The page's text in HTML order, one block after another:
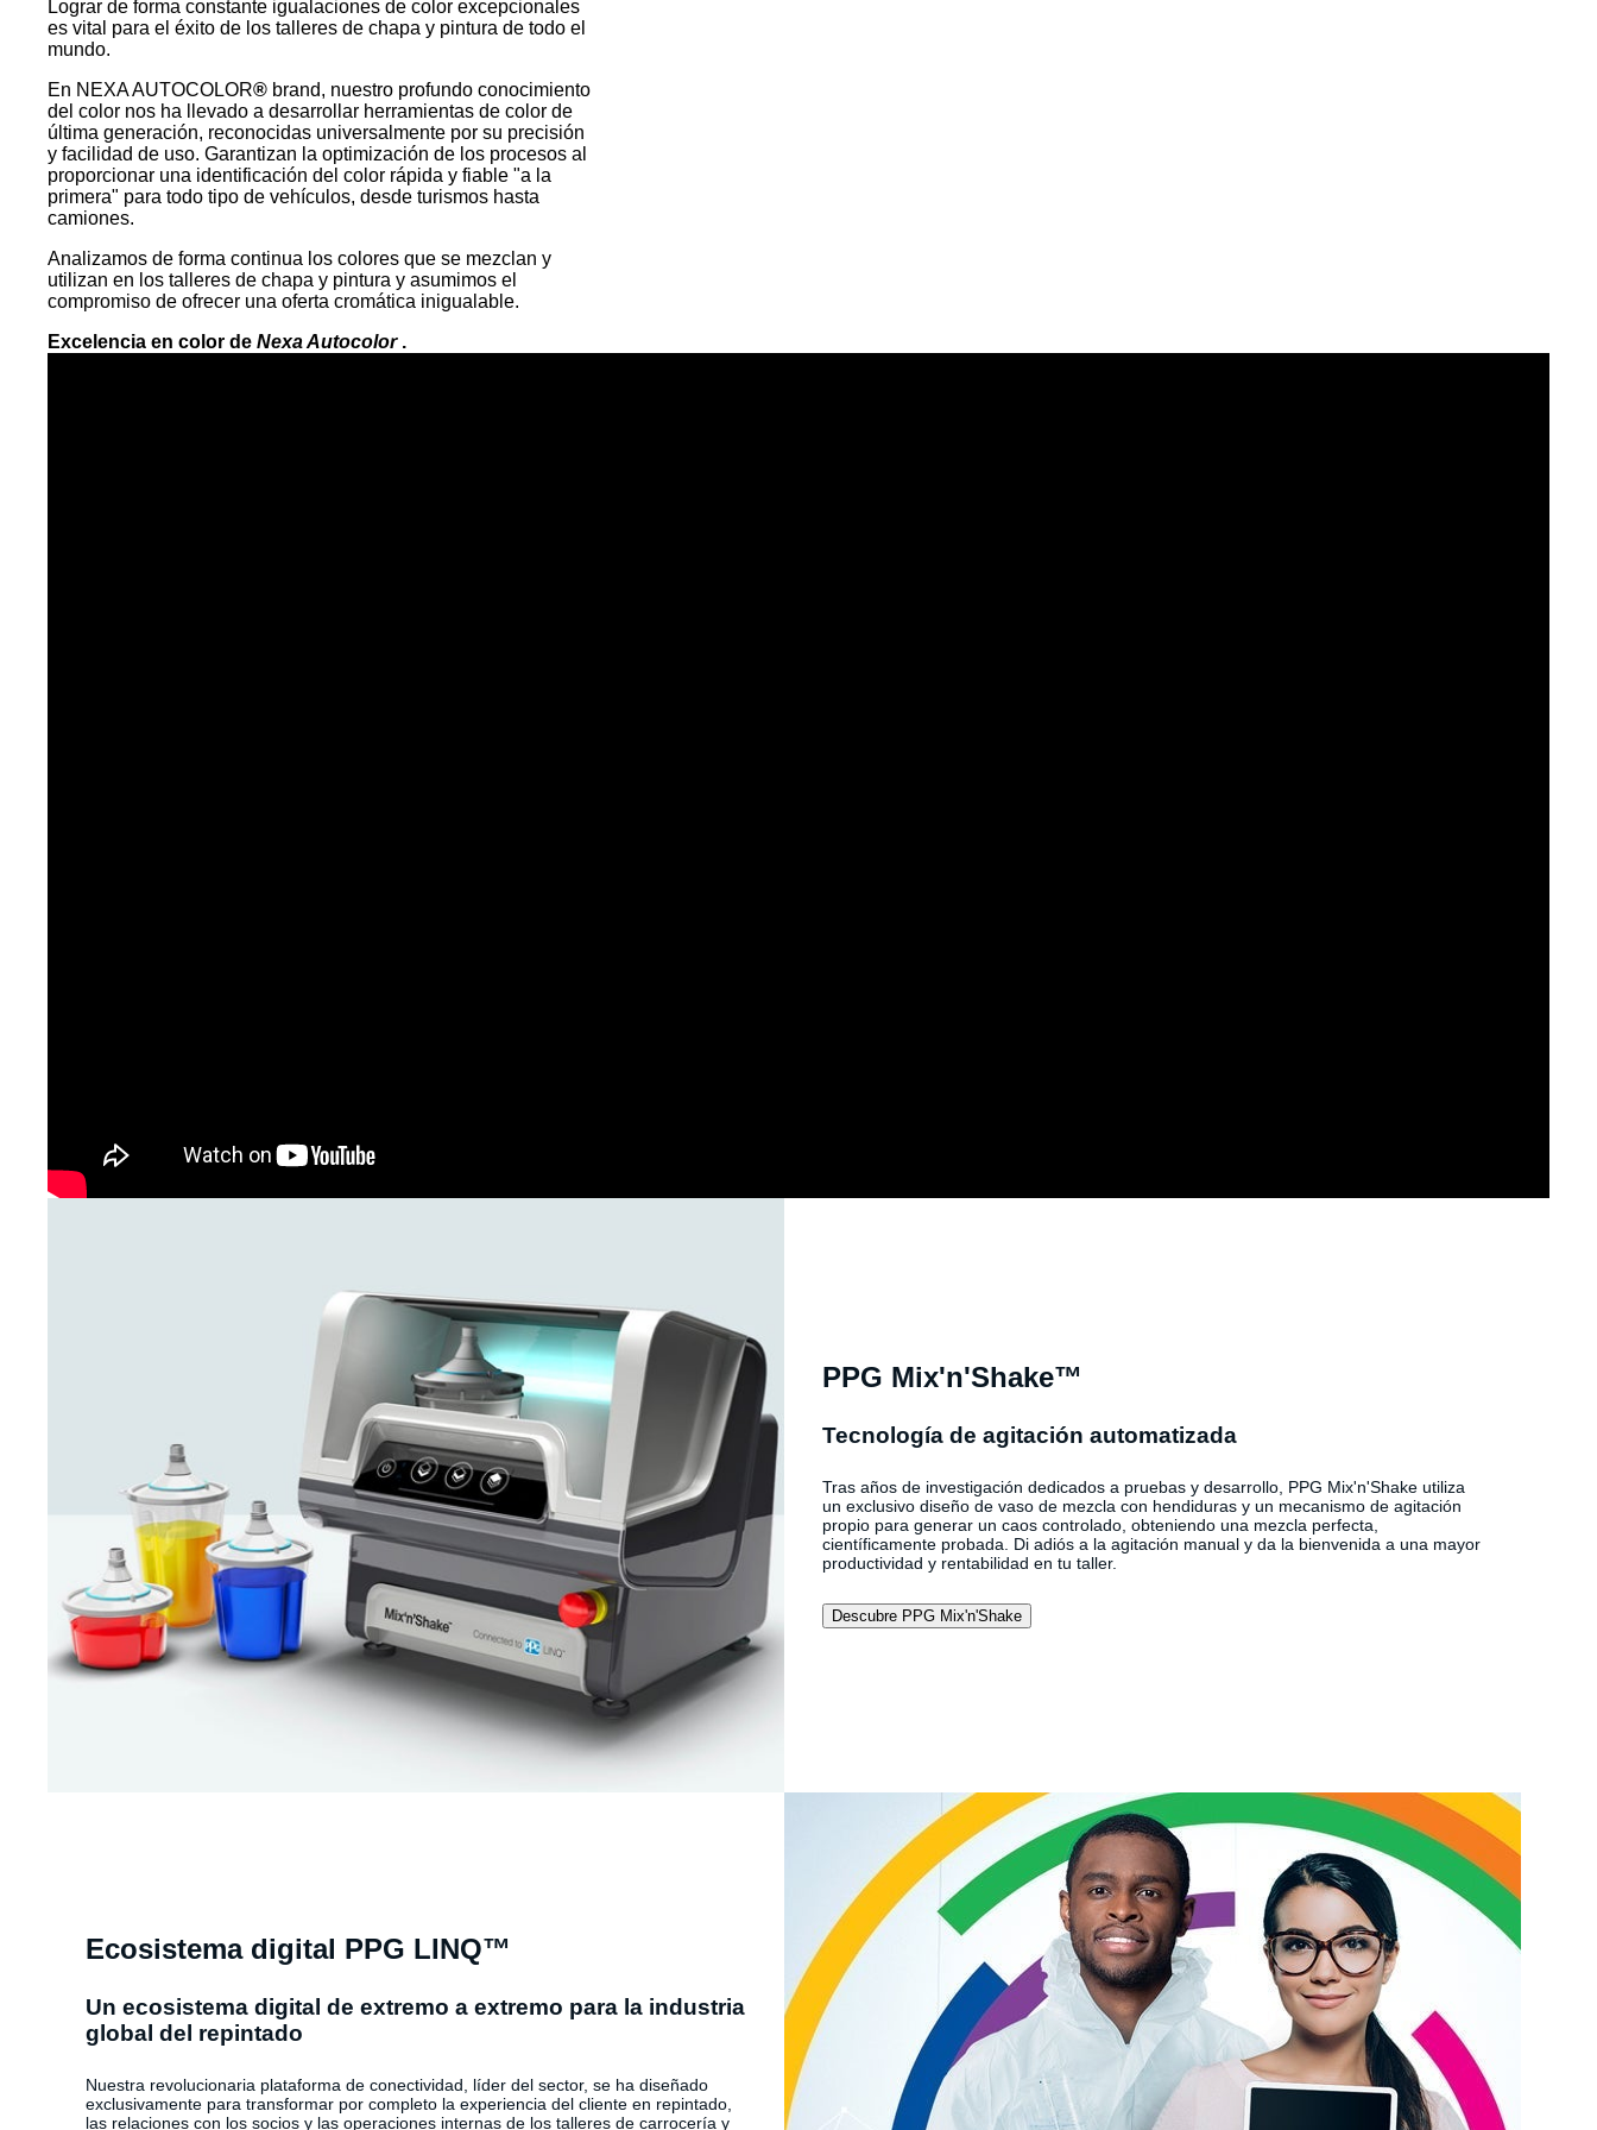
Lograr de forma constante igualaciones de color excepcionales
es vital para el éxito de los talleres de chapa y pintura de todo el
mundo.
En NEXA AUTOCOLOR® brand, nuestro profundo conocimiento
del color nos ha llevado a desarrollar herramientas de color de
última generación, reconocidas universalmente por su precisión
y facilidad de uso. Garantizan la optimización de los procesos al
proporcionar una identificación del color rápida y fiable "a la
primera" para todo tipo de vehículos, desde turismos hasta
camiones.
Analizamos de forma continua los colores que se mezclan y
utilizan en los talleres de chapa y pintura y asumimos el
compromiso de ofrecer una oferta cromática inigualable.
Excelencia en color de Nexa Autocolor.
PPG Mix'n'Shake™
Tecnología de agitación automatizada
Tras años de investigación dedicados a pruebas y desarrollo, PPG Mix'n'Shake utiliza
un exclusivo diseño de vaso de mezcla con hendiduras y un mecanismo de agitación
propio para generar un caos controlado, obteniendo una mezcla perfecta,
científicamente probada. Di adiós a la agitación manual y da la bienvenida a una mayor
productividad y rentabilidad en tu taller.
Descubre PPG Mix'n'Shake
Ecosistema digital PPG LINQ™
Un ecosistema digital de extremo a extremo para la industria
global del repintado
Nuestra revolucionaria plataforma de conectividad, líder del sector, se ha diseñado
exclusivamente para transformar por completo la experiencia del cliente en repintado,
las relaciones con los socios y las operaciones internas de los talleres de carrocería y